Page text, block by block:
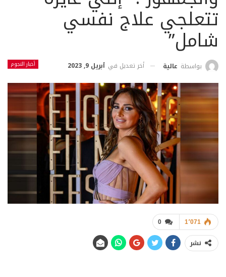
تتعلجي علاج نفسي
شامل”
أخبار النجوم بواسطة عالية أخر تعديل في أبريل 9, 2023
0 1٬071
نشر